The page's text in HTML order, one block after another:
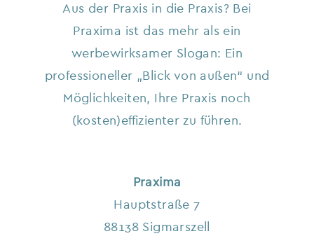
Praxima
Hauptstraße 7
88138 Sigmarszell
Aus der Praxis in die Praxis? Bei
Praxima ist das mehr als ein
werbewirksamer Slogan: Ein
professioneller „Blick von außen“ und
Möglichkeiten, Ihre Praxis noch
(kosten)effizienter zu führen.